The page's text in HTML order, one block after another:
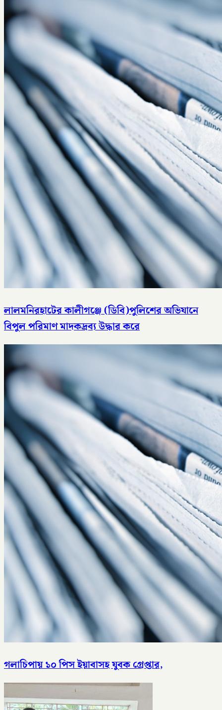
লালমনিরহাটের কালীগঞ্জে (ডিবি)পুলিশের অভিযানে
বিপুল পরিমাণ মাদকদ্রব্য উদ্ধার করে
গলাচিপায় ১০ পিস ইয়াবাসহ যুবক গ্রেপ্তার,